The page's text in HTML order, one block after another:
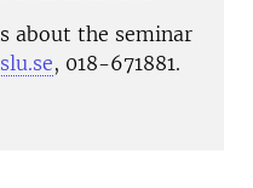
about the seminar
, 018-671881.